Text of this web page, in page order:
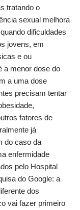
tratando o
sexual melhora
dificuldades
jovens, em
e ou
a menor dose do
a uma dose
precisam tentar
fatores de
já
do caso da
enfermidade
pelo Hospital
do Google: a
dos
vai fazer primeiro